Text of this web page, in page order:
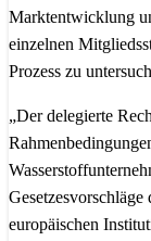
Marktentwicklung
einzelnen
Prozess zu
„Der delegierte
europäischen